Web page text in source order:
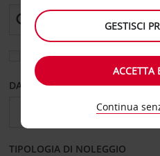
Scegli una località di
DAL GIORNO
TIPOLOGIA DI NOLEGGIO
GESTISCI
ACCETTA
Continua